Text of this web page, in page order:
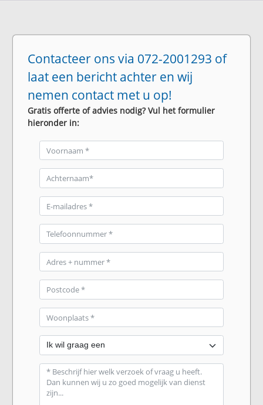
Contacteer ons via 072-2001293 of
laat een bericht achter en wij
nemen contact met u op!
Gratis offerte of advies nodig? Vul het formulier
hieronder in: